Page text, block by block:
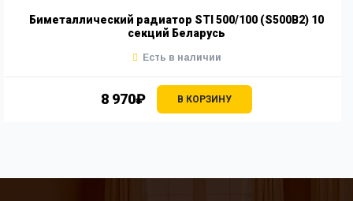
Биметаллический радиатор STI 500/100 (S500B2) 10
секций Беларусь
8 970₽ В КОРЗИНУ
Есть в наличии